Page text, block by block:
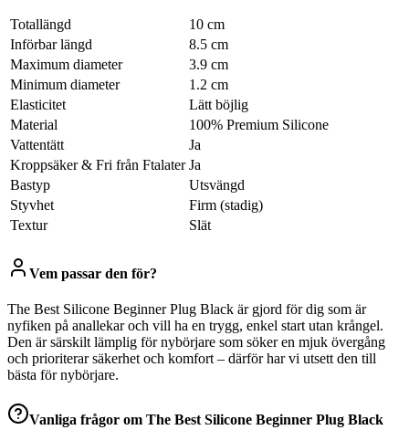
Totallängd
10 cm
Införbar längd
8.5 cm
Maximum diameter
3.9 cm
Minimum diameter
1.2 cm
Elasticitet
Lätt böjlig
Material
100% Premium Silicone
Vattentätt
Ja
Kroppsäker & Fri från Ftalater Ja
Bastyp
Utsvängd
Styvhet
Firm (stadig)
Textur
Slät
Vem passar den för?
The Best Silicone Beginner Plug Black är gjord för dig som är
nyfiken på anallekar och vill ha en trygg, enkel start utan krångel.
Den är särskilt lämplig för nybörjare som söker en mjuk övergång
och prioriterar säkerhet och komfort – därför har vi utsett den till
bästa för nybörjare.
Vanliga frågor om The Best Silicone Beginner Plug Black